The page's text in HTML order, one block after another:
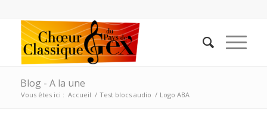
Blog - A la une
Vous êtes ici : Accueil / Test blocs audio / Logo ABA